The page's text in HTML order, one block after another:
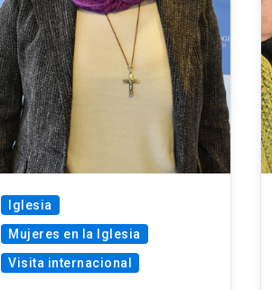
Iglesia
Mujeres en la Iglesia
Visita internacional